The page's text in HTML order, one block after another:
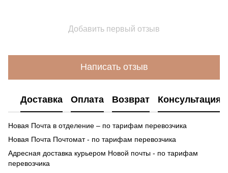
Добавить первый отзыв
Написать отзыв
Доставка Оплата Возврат Консультация
Новая Почта в отделение – по тарифам перевозчика
Новая Почта Почтомат - по тарифам перевозчика
Адресная доставка курьером Новой почты - по тарифам
перевозчика